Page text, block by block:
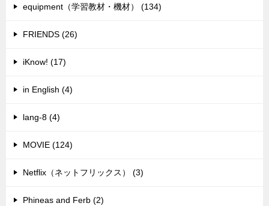
equipment（学習教材・機材） (134)
FRIENDS (26)
iKnow! (17)
in English (4)
lang-8 (4)
MOVIE (124)
Netflix（ネットフリックス） (3)
Phineas and Ferb (2)